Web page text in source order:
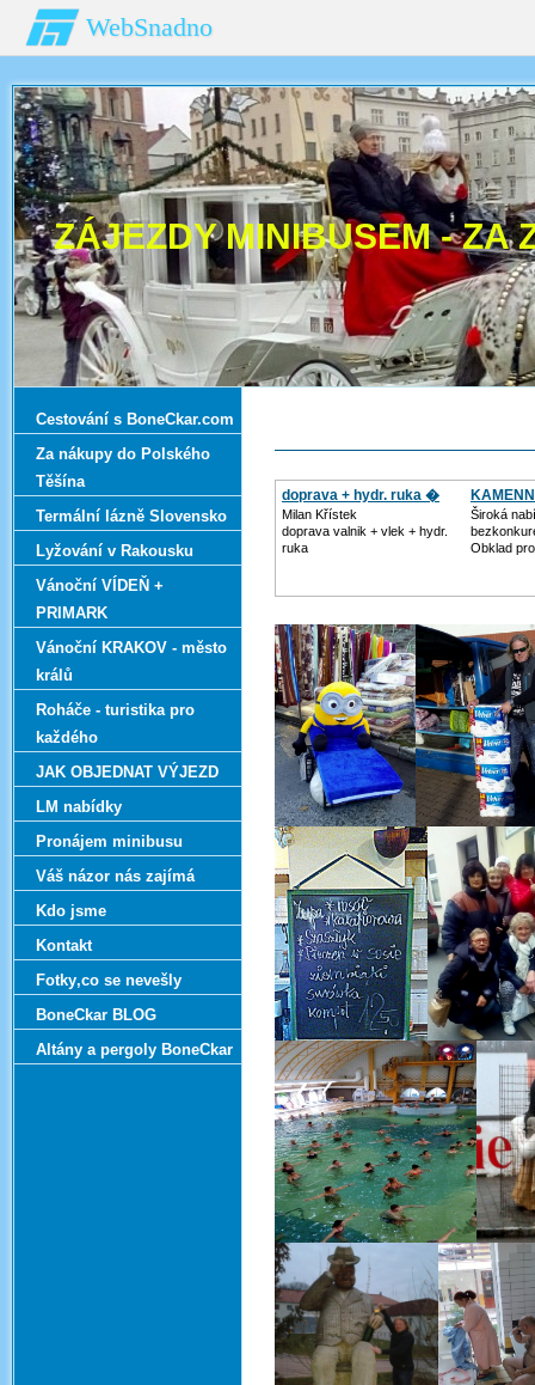
WebSnadno
ZÁJEZDY MINIBUSEM - ZA
doprava + hydr. ruka �
Milan Křístek
doprava valnik + vlek + hydr.
ruka
Široká
Obklad
Cestování s BoneCkar.com
Za nákupy do Polského
Těšína
Termální lázně Slovensko
Lyžování v Rakousku
Vánoční VÍDEŇ +
PRIMARK
Vánoční KRAKOV - město
králů
Roháče - turistika pro
každého
JAK OBJEDNAT VÝJEZD
LM nabídky
Pronájem minibusu
Váš názor nás zajímá
Kdo jsme
Kontakt
Fotky‚co se nevešly
BoneCkar BLOG
Altány a pergoly BoneCkar